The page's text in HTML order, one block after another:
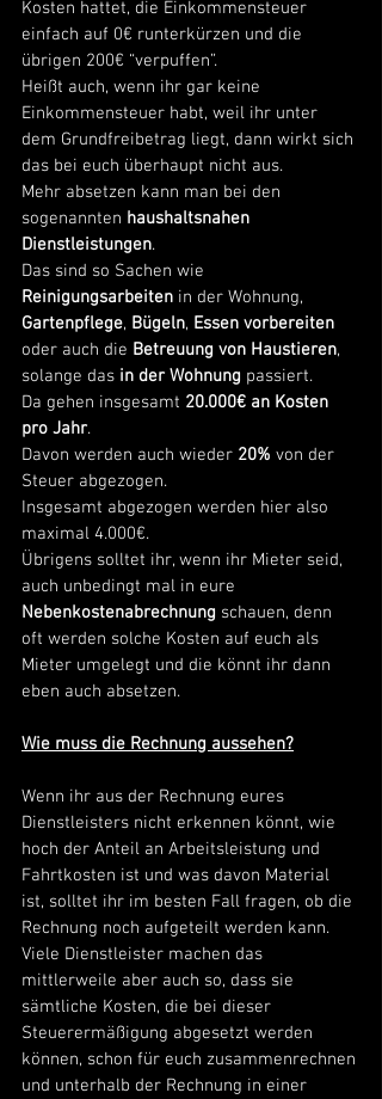
Kosten hattet, die Einkommensteuer
einfach auf 0€ runterkürzen und die
übrigen 200€ “verpuffen”.
Heißt auch, wenn ihr gar keine
Einkommensteuer habt, weil ihr unter
dem Grundfreibetrag liegt, dann wirkt sich
das bei euch überhaupt nicht aus.
Mehr absetzen kann man bei den
sogenannten haushaltsnahen
Dienstleistungen.
Das sind so Sachen wie
Reinigungsarbeiten in der Wohnung,
Gartenpflege, Bügeln, Essen vorbereiten
oder auch die Betreuung von Haustieren,
solange das in der Wohnung passiert.
Da gehen insgesamt 20.000€ an Kosten
pro Jahr.
Davon werden auch wieder 20% von der
Steuer abgezogen.
Insgesamt abgezogen werden hier also
maximal 4.000€.
Übrigens solltet ihr, wenn ihr Mieter seid,
auch unbedingt mal in eure
Nebenkostenabrechnung schauen, denn
oft werden solche Kosten auf euch als
Mieter umgelegt und die könnt ihr dann
eben auch absetzen.
Wie muss die Rechnung aussehen?
Wenn ihr aus der Rechnung eures
Dienstleisters nicht erkennen könnt, wie
hoch der Anteil an Arbeitsleistung und
Fahrtkosten ist und was davon Material
ist, solltet ihr im besten Fall fragen, ob die
Rechnung noch aufgeteilt werden kann.
Viele Dienstleister machen das
mittlerweile aber auch so, dass sie
sämtliche Kosten, die bei dieser
Steuerermäßigung abgesetzt werden
können, schon für euch zusammenrechnen
und unterhalb der Rechnung in einer